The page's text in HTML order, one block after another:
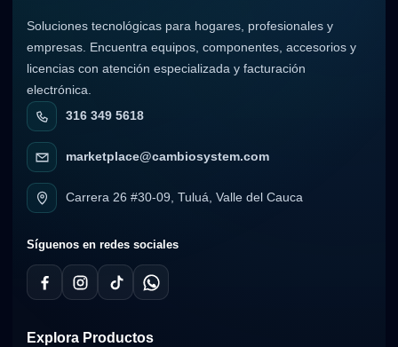
Soluciones tecnológicas para hogares, profesionales y
empresas. Encuentra equipos, componentes, accesorios y
licencias con atención especializada y facturación
electrónica.
316 349 5618
marketplace@cambiosystem.com
Carrera 26 #30-09, Tuluá, Valle del Cauca
Síguenos en redes sociales
Explora Productos